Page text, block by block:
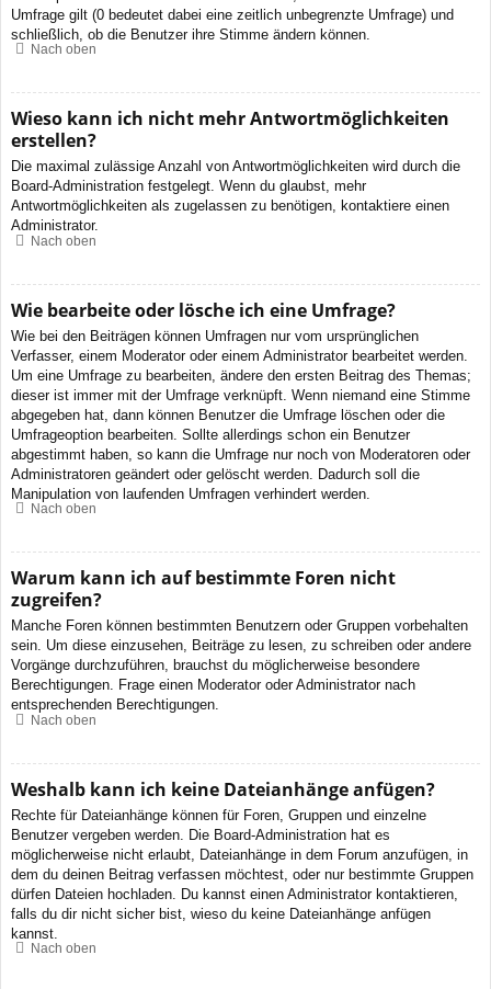
Umfrage gilt (0 bedeutet dabei eine zeitlich unbegrenzte Umfrage) und
schließlich, ob die Benutzer ihre Stimme ändern können.
Nach oben
Wieso kann ich nicht mehr Antwortmöglichkeiten
erstellen?
Die maximal zulässige Anzahl von Antwortmöglichkeiten wird durch die
Board-Administration festgelegt. Wenn du glaubst, mehr
Antwortmöglichkeiten als zugelassen zu benötigen, kontaktiere einen
Administrator.
Nach oben
Wie bearbeite oder lösche ich eine Umfrage?
Wie bei den Beiträgen können Umfragen nur vom ursprünglichen
Verfasser, einem Moderator oder einem Administrator bearbeitet werden.
Um eine Umfrage zu bearbeiten, ändere den ersten Beitrag des Themas;
dieser ist immer mit der Umfrage verknüpft. Wenn niemand eine Stimme
abgegeben hat, dann können Benutzer die Umfrage löschen oder die
Umfrageoption bearbeiten. Sollte allerdings schon ein Benutzer
abgestimmt haben, so kann die Umfrage nur noch von Moderatoren oder
Administratoren geändert oder gelöscht werden. Dadurch soll die
Manipulation von laufenden Umfragen verhindert werden.
Nach oben
Warum kann ich auf bestimmte Foren nicht
zugreifen?
Manche Foren können bestimmten Benutzern oder Gruppen vorbehalten
sein. Um diese einzusehen, Beiträge zu lesen, zu schreiben oder andere
Vorgänge durchzuführen, brauchst du möglicherweise besondere
Berechtigungen. Frage einen Moderator oder Administrator nach
entsprechenden Berechtigungen.
Nach oben
Weshalb kann ich keine Dateianhänge anfügen?
Rechte für Dateianhänge können für Foren, Gruppen und einzelne
Benutzer vergeben werden. Die Board-Administration hat es
möglicherweise nicht erlaubt, Dateianhänge in dem Forum anzufügen, in
dem du deinen Beitrag verfassen möchtest, oder nur bestimmte Gruppen
dürfen Dateien hochladen. Du kannst einen Administrator kontaktieren,
falls du dir nicht sicher bist, wieso du keine Dateianhänge anfügen
kannst.
Nach oben